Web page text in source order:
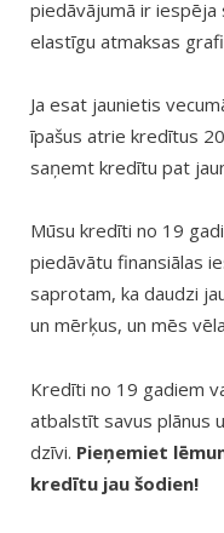
piedāvājumā ir
elastīgu atmaksas
Ja esat jaunietis
īpašus atrie kredītus
saņemt kredītu pat
Mūsu kredīti no 19
piedāvātu finansiālas
saprotam, ka daudzi
un mērķus, un mēs
Kredīti no 19 gadiem
atbalstīt savus plānus
dzīvi. Pieņemiet
kredītu jau šodien!